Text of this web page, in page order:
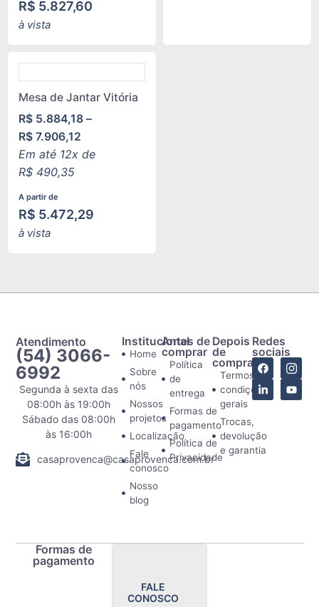
R$ 5.827,60
à vista
Mesa de Jantar Vitória
R$ 5.884,18 –
R$ 7.906,12
Em até 12x de
R$ 490,35
A partir de
R$ 5.472,29
à vista
Atendimento
(54) 3066-
6992
Segunda à sexta das
08:00h às 19:00h
Sábado das 08:00h
às 16:00h
casaprovenca@casaprovenca.com.br
Institucional
Home
Sobre
nós
Nossos
projetos
Localização
Fale
conosco
Nosso
blog
Antes de
comprar
Política
de
entrega
Formas de
pagamento
Política de
Privacidade
Depois
de
comprar
Termos e
condições
gerais
Trocas,
devolução
e garantia
Redes
sociais
Formas de
pagamento
FALE
CONOSCO